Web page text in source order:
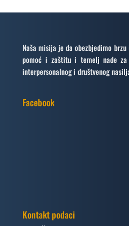
Naša misija je da obezbjedimo
pomoć i zaštitu i temelj nade
interpersonalnog i društvenog
Facebook
Kontakt podaci